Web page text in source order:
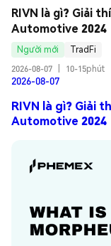
RIVN là gì? Giải
Automotive 2024
Người mới
TradFi
2026-08-07
10-15phút
2026-08-07
RIVN là gì? Giải
Automotive 2024